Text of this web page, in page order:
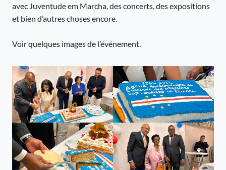
avec Juventude em Marcha, des concerts, des expositions
et bien d’autres choses encore.
Voir quelques images de l’événement.